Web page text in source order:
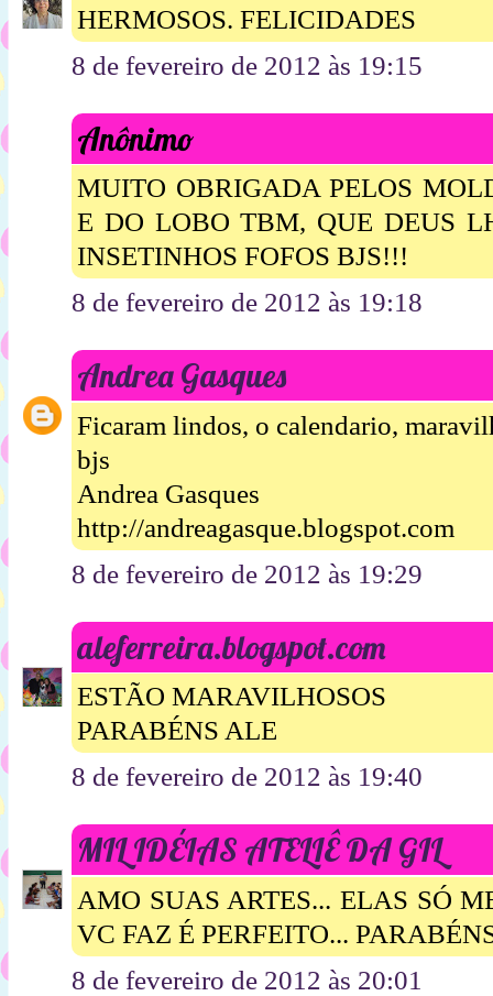
HERMOSOS. FELICIDADES
8 de fevereiro de 2012 às 19:15
Anônimo
MUITO OBRIGADA PELOS
E DO LOBO TBM, QUE DEUS
INSETINHOS FOFOS BJS!!!
8 de fevereiro de 2012 às 19:18
Andrea Gasques
Ficaram lindos, o calendario,
bjs
Andrea Gasques
http://andreagasque.blogspot.com
8 de fevereiro de 2012 às 19:29
aleferreira.blogspot.com
ESTÃO MARAVILHOSOS
PARABÉNS ALE
8 de fevereiro de 2012 às 19:40
MIL IDÉIAS ATELIÊ DA GIL
AMO SUAS ARTES... ELAS SÓ
VC FAZ É PERFEITO...
8 de fevereiro de 2012 às 20:01